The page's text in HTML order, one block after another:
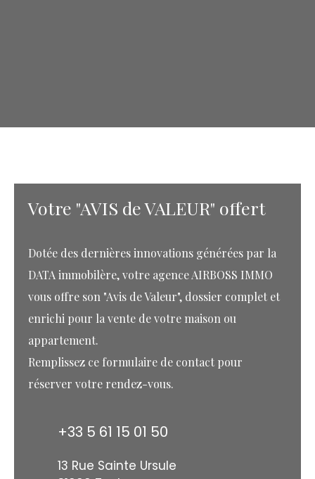
Votre "AVIS de VALEUR" offert
Dotée des dernières innovations générées par la
DATA immobilère, votre agence AIRBOSS IMMO
vous offre son "Avis de Valeur", dossier complet et
enrichi pour la vente de votre maison ou
appartement.
Remplissez ce formulaire de contact pour
réserver votre rendez-vous.
+33 5 61 15 01 50
13 Rue Sainte Ursule